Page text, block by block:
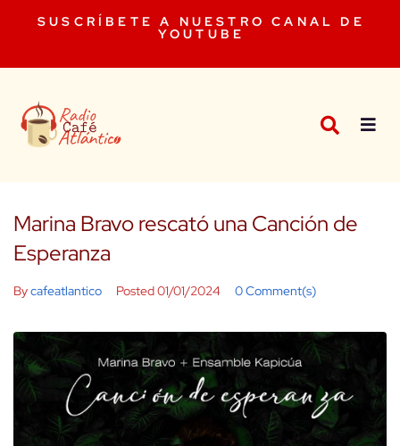
SUSCRÍBETE A NUESTRO CANAL DE
YOUTUBE
Marina Bravo rescató una Canción de
Esperanza
Bycafeatlantico Posted01/01/2024 0 Comment(s)